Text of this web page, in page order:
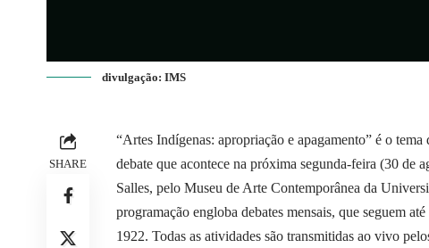
divulgação: IMS
SHARE
“Artes Indígenas: apropriação e apagamento” é o
debate que acontece na próxima segunda-feira (30 de
Salles, pelo Museu de Arte Contemporânea da
programação engloba debates mensais, que seguem
1922. Todas as atividades são transmitidas ao vivo